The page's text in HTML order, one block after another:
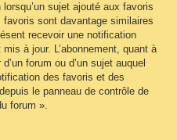
sujet ajouté aux favoris
sont davantage similaires
recevoir une notification
à jour. L’abonnement, quant à
forum ou d’un sujet auquel
des favoris et des
le panneau de contrôle de
forum ».